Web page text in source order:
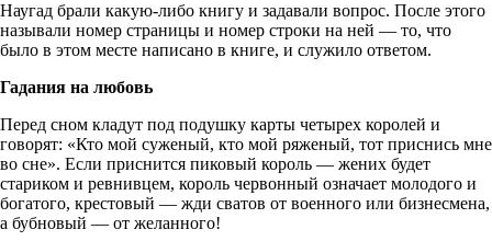
Наугад брали какую-либо книгу и задавали вопрос. После этого
называли номер страницы и номер строки на ней — то, что
было в этом месте написано в книге, и служило ответом.
Гадания на любовь
Перед сном кладут под подушку карты четырех королей и
говорят: «Кто мой суженый, кто мой ряженый, тот приснись мне
во сне». Если приснится пиковый король — жених будет
стариком и ревнивцем, король червонный означает молодого и
богатого, крестовый — жди сватов от военного или бизнесмена,
а бубновый — от желанного!